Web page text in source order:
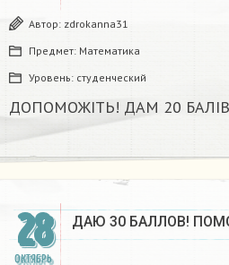
Автор: zdrokanna31
Предмет: Математика
Уровень: студенческий
ДОПОМОЖІТЬ! ДАМ 20
28
ОКТЯБРЬ
ДАЮ 30 БАЛЛОВ!